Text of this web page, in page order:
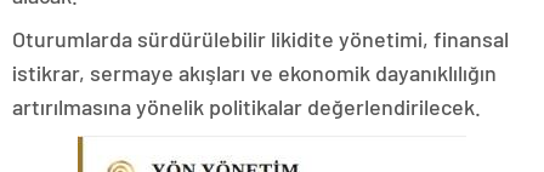
Oturumlarda sürdürülebilir likidite yönetimi, finansal
istikrar, sermaye akışları ve ekonomik dayanıklılığın
artırılmasına yönelik politikalar değerlendirilecek.